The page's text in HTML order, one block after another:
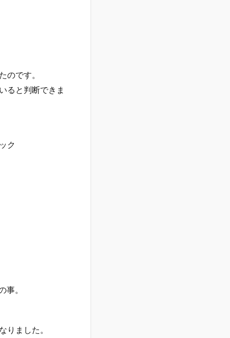
のです。
ると判断できま
ク
事。
りました。